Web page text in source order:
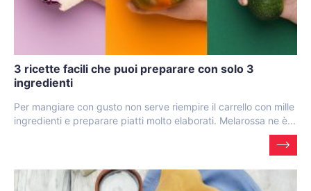
3 ricette facili che puoi preparare con solo 3
ingredienti
Per mangiare con gusto non serve riempire il carrello con mille
ingredienti e preparare piatti molto elaborati. Melarossa ne è...